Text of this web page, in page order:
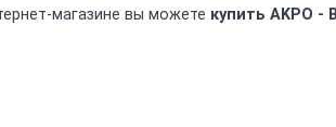
магазине вы можете купить AKPO -